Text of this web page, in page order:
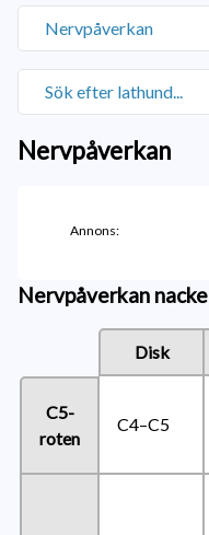
Nervpåverkan
Nervpåverkan
Annons:
Nervpåverkan nacke
Disk
C5-
roten
C4–C5